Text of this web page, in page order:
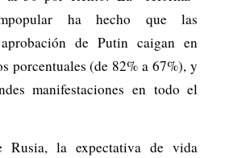
ha hecho que las
de Putin caigan en
porcentuales (de 82% a 67%), y
manifestaciones en todo el
Rusia, la expectativa de vida